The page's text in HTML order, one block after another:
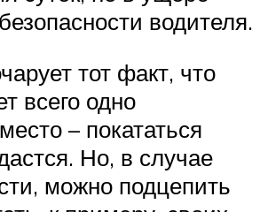
водителя.
тот факт, что
всего одно
– покататься
Но, в случае
можно подцепить